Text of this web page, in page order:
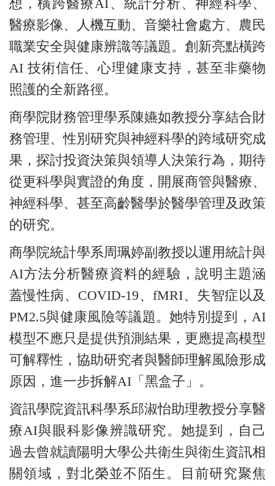
想，橫跨醫療AI、統計分析、神經科學、
醫療影像、人機互動、音樂社會處方、農民
職業安全與健康辨識等議題。創新亮點橫跨
AI 技術信任、心理健康支持，甚至非藥物
照護的全新路徑。
商學院財務管理學系陳嬿如教授分享結合財
務管理、性別研究與神經科學的跨域研究成
果，探討投資決策與領導人決策行為，期待
從更科學與實證的角度，開展商管與醫療、
神經科學、甚至高齡醫學於醫學管理及政策
的研究。
商學院統計學系周珮婷副教授以運用統計與
AI方法分析醫療資料的經驗，說明主題涵
蓋慢性病、COVID-19、fMRI、失智症以及
PM2.5與健康風險等議題。她特別提到，AI
模型不應只是提供預測結果，更應提高模型
可解釋性，協助研究者與醫師理解風險形成
原因，進一步拆解AI「黑盒子」。
資訊學院資訊科學系邱淑怡助理教授分享醫
療AI與眼科影像辨識研究。她提到，自己
過去曾就讀陽明大學公共衛生與衛生資訊相
關領域，對北榮並不陌生。目前研究聚焦